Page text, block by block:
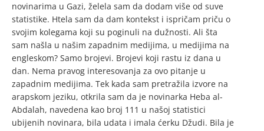
novinarima u Gazi, želela sam da dodam više od suve
statistike. Htela sam da dam kontekst i ispričam priču o
svojim kolegama koji su poginuli na dužnosti. Ali šta
sam našla u našim zapadnim medijima, u medijima na
engleskom? Samo brojevi. Brojevi koji rastu iz dana u
dan. Nema pravog interesovanja za ovo pitanje u
zapadnim medijima. Tek kada sam pretražila izvore na
arapskom jeziku, otkrila sam da je novinarka Heba al-
Abdalah, navedena kao broj 111 u našoj statistici
ubijenih novinara, bila udata i imala ćerku Džudi. Bila je